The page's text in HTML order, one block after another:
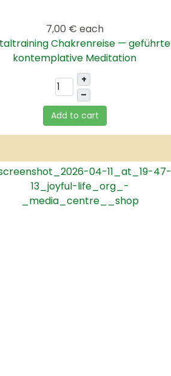
7,00 € each
Chakrenreise — geführte
kontemplative Meditation
+
–
Add to cart